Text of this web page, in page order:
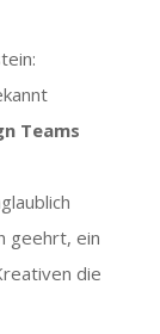
Teams
geehrt, ein
die